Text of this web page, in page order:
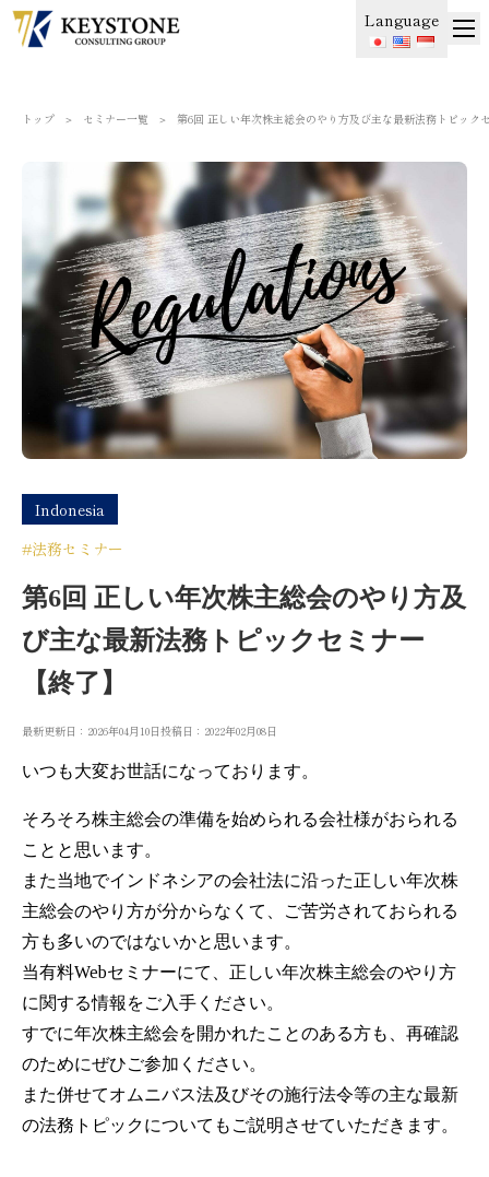
Language
トップ ＞ セミナー一覧 ＞ 第6回 正しい年次株主総会のやり方及び主な最新法務トピック
Indonesia
#法務セミナー
第6回 正しい年次株主総会のやり方及
び主な最新法務トピックセミナー
【終了】
最新更新日：2026年04月10日投稿日：2022年02月08日
いつも大変お世話になっております。
そろそろ株主総会の準備を始められる会社様がおられる
ことと思います。
また当地でインドネシアの会社法に沿った正しい年次株
主総会のやり方が分からなくて、ご苦労されておられる
方も多いのではないかと思います。
当有料Webセミナーにて、正しい年次株主総会のやり方
に関する情報をご入手ください。
すでに年次株主総会を開かれたことのある方も、再確認
のためにぜひご参加ください。
また併せてオムニバス法及びその施行法令等の主な最新
の法務トピックについてもご説明させていただきます。